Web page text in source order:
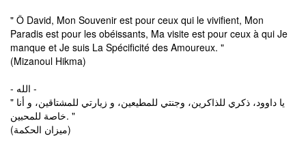
" Ô David, Mon Souvenir est pour ceux qui le vivifient, Mon
Paradis est pour les obéissants, Ma visite est pour ceux à qui Je
manque et Je suis La Spécificité des Amoureux. "
(Mizanoul Hikma)
- الله -
" يا داوود، ذكري للذاكرين، وجنتي للمطيعين، و زيارتي للمشتاقين، و أنا
خاصة للمحبين. "
(ميزان الحكمة)